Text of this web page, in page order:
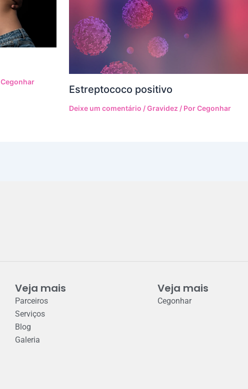
Cegonhar
Estreptococo positivo
Deixe um comentário /Gravidez / PorCegonhar
Veja mais
Parceiros
Serviços
Blog
Galeria
Veja mais
Cegonhar